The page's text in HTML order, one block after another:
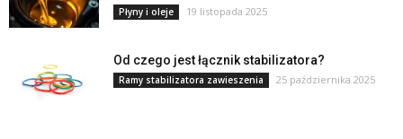
Płyny i oleje 19 listopada 2025
Od czego jest łącznik stabilizatora?
Ramy stabilizatora zawieszenia 25 października 2025